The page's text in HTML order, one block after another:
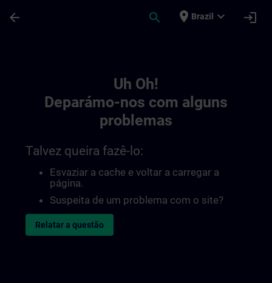
arrow_back search place Brazil expand_more login
Uh Oh!
Deparámo-nos com alguns
problemas
Talvez queira fazê-lo:
Esvaziar a cache e voltar a carregar a
página.
Suspeita de um problema com o site?
Relatar a questão